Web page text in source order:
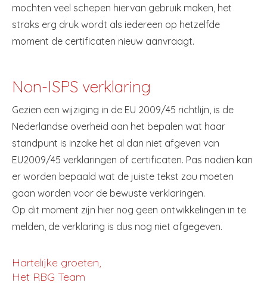
mochten veel schepen hiervan gebruik maken, het
straks erg druk wordt als iedereen op hetzelfde
moment de certificaten nieuw aanvraagt.
Non-ISPS verklaring
Gezien een wijziging in de EU 2009/45 richtlijn, is de
Nederlandse overheid aan het bepalen wat haar
standpunt is inzake het al dan niet afgeven van
EU2009/45 verklaringen of certificaten. Pas nadien kan
er worden bepaald wat de juiste tekst zou moeten
gaan worden voor de bewuste verklaringen.
Op dit moment zijn hier nog geen ontwikkelingen in te
melden, de verklaring is dus nog niet afgegeven.
Hartelijke groeten,
Het RBG Team